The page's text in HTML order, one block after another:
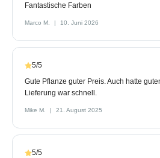
Fantastische Farben
Marco M. 10. Juni 2026
5/5
Gute Pflanze guter Preis. Auch hatte
Lieferung war schnell.
Mike M. 21. August 2025
5/5